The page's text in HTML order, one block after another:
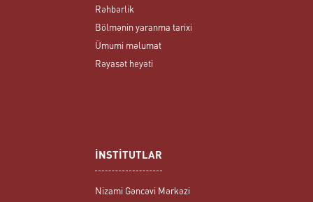
Rəhbərlik
Bölmənin yaranma tarixi
Ümumi məlumat
Rəyasət heyəti
İNSTİTUTLAR
Nizami Gəncəvi Mərkəzi